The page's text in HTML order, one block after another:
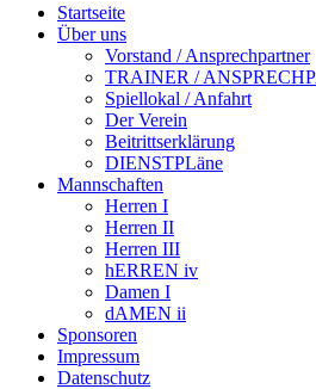
Startseite
Über uns
Vorstand / Ansprechpartner
TRAINER /
Spiellokal / Anfahrt
Der Verein
Beitrittserklärung
DIENSTPLäne
Mannschaften
Herren I
Herren II
Herren III
hERREN iv
Damen I
dAMEN ii
Sponsoren
Impressum
Datenschutz